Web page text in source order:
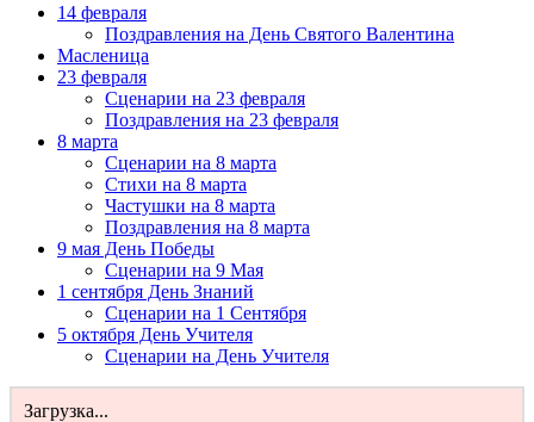
14 февраля
Поздравления на День Святого Валентина
Масленица
23 февраля
Сценарии на 23 февраля
Поздравления на 23 февраля
8 марта
Сценарии на 8 марта
Стихи на 8 марта
Частушки на 8 марта
Поздравления на 8 марта
9 мая День Победы
Сценарии на 9 Мая
1 сентября День Знаний
Сценарии на 1 Сентября
5 октября День Учителя
Сценарии на День Учителя
Загрузка...